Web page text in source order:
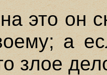
это он
а
злое